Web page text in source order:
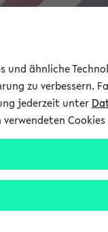
Kontakt
und ähnliche
zu verbessern.
jederzeit unter
Cookies